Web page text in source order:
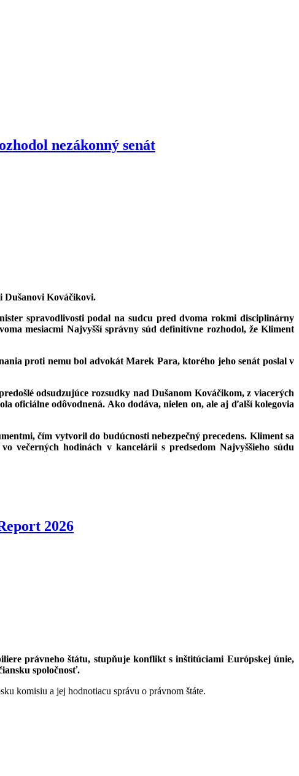
nezákonný senát
Dušanovi Kováčikovi.
spravodlivosti podal na sudcu pred dvoma rokmi disciplinárny
mesiacmi Najvyšší správny súd definitívne rozhodol, že Kliment
proti nemu bol advokát Marek Para, ktorého jeho senát poslal v
odsudzujúce rozsudky nad Dušanom Kováčikom, z viacerých
oficiálne odôvodnená. Ako dodáva, nielen on, ale aj ďalší kolegovia
čím vytvoril do budúcnosti nebezpečný precedens. Kliment sa
večerných hodinách v kancelárii s predsedom Najvyššieho súdu
2026
právneho štátu, stupňuje konflikt s inštitúciami Európskej únie,
spoločnosť.
komisiu a jej hodnotiacu správu o právnom štáte.